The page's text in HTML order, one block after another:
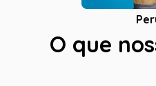
O que